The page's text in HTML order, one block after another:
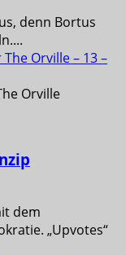
denn Bortus
Orville – 13 –
dem
„Upvotes“